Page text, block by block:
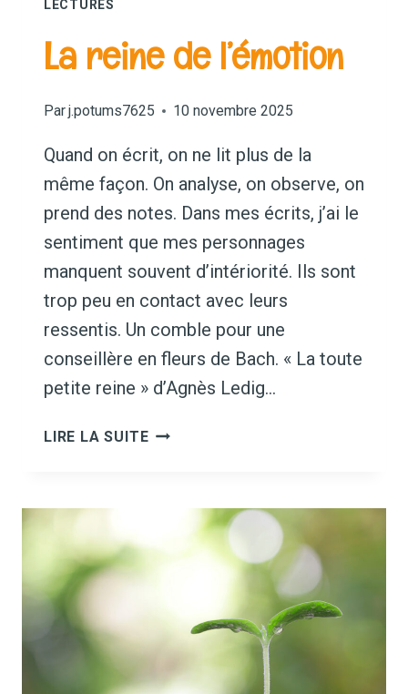
LECTURES
La reine de l’émotion
Parj.potums7625 10 novembre 2025
Quand on écrit, on ne lit plus de la
même façon. On analyse, on observe, on
prend des notes. Dans mes écrits, j’ai le
sentiment que mes personnages
manquent souvent d’intériorité. Ils sont
trop peu en contact avec leurs
ressentis. Un comble pour une
conseillère en fleurs de Bach. « La toute
petite reine » d’Agnès Ledig…
LIRE LA SUITELA